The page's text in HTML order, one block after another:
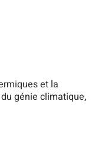
et la
génie climatique,